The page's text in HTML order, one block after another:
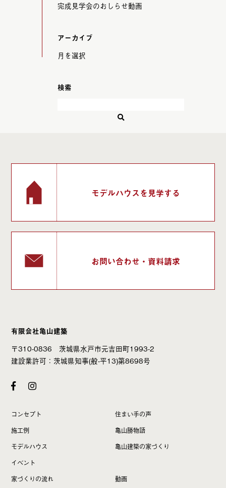
完成見学会のおしらせ動画
アーカイブ
検索
有限会社亀山建築
〒310-0836 茨城県水戸市元吉田町1993-2
建設業許可：茨城県知事(般-平13)第8698号
コンセプト
施工例
モデルハウス
イベント
住まい手の声
亀山勝物語
亀山建築の家づくり
家づくりの流れ 動画
モデルハウスを見学する
お問い合わせ・資料請求